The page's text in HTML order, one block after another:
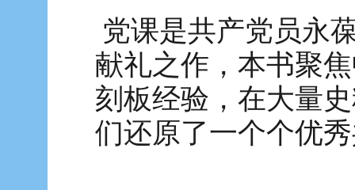
党课是共产党员永
献礼之作，本书聚
刻板经验，在大量
们还原了一个个优